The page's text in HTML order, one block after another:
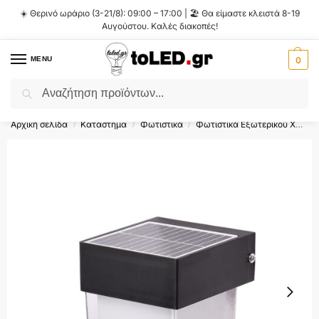
☀️ Θερινό ωράριο (3-21/8): 09:00 – 17:00 | 🏖️ Θα είμαστε κλειστά 8-19
Αυγούστου. Καλές διακοπές!
MENU 0
Flash Sale ⚡ 10% Έκπτωση με τον κωδικό
Αρχική σελίδα / Κατάστημα / Φωτιστικά / Φωτιστικά Εξωτερικού Χώρου